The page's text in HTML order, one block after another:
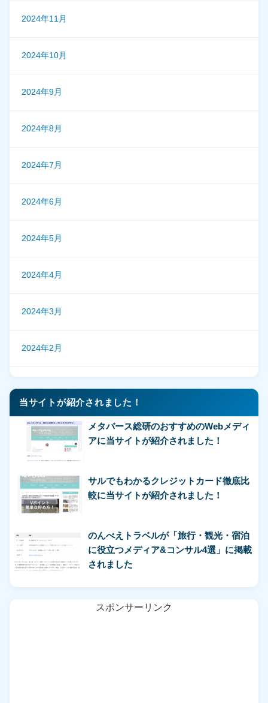
2024年11月
2024年10月
2024年9月
2024年8月
2024年7月
2024年6月
2024年5月
2024年4月
2024年3月
2024年2月
当サイトが紹介されました！
メタバース総研のおすすめのWebメディ
アに当サイトが紹介されました！
サルでもわかるクレジットカード徹底比
較に当サイトが紹介されました！
のんべえトラベルが「旅行・観光・宿泊
に役立つメディア&コンサル4選」に掲載
されました
スポンサーリンク